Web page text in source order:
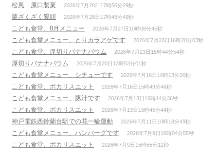
松風 原口製菓 2026年7月28日17時50分29秒
栗ざくざく饅頭 2026年7月28日17時45分49秒
こども食堂、8月メニュー 2026年7月27日10時08分45秒
こども食堂メニュー、とりカラアゲです 2026年7月23日16時20分03秒
こども食堂、厚切りバナナバウム 2026年7月23日15時44分54秒
厚切りバナナバウム 2026年7月20日12時53分01秒
こども食堂メニュー、シチューです 2026年7月16日16時13分26秒
こども食堂、ポカリスエット 2026年7月16日15時49分46秒
こども食堂メニュー、豚汁です 2026年7月13日16時14分36秒
こども食堂、ポカリスエット 2026年7月13日15時45分44秒
神戸電鉄西鈴蘭台駅での花一輪運動 2026年7月11日10時18分49秒
こども食堂メニュー、ハンバーグです 2026年7月9日16時04分55秒
こども食堂、ポカリスエット 2026年7月9日15時55分12秒